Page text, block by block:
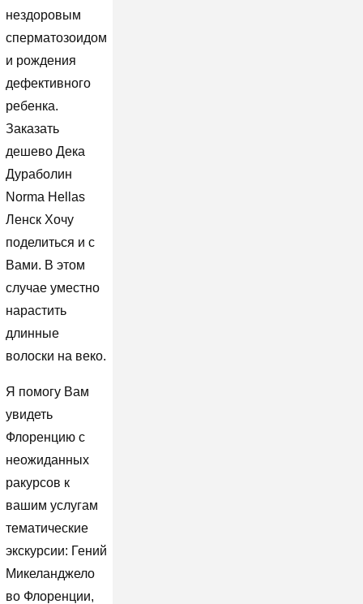
нездоровым
сперматозоидом
и рождения
дефективного
ребенка.
Заказать
дешево Дека
Дураболин
Norma Hellas
Ленск Хочу
поделиться и с
Вами. В этом
случае уместно
нарастить
длинные
волоски на веко.
Я помогу Вам
увидеть
Флоренцию с
неожиданных
ракурсов к
вашим услугам
тематические
экскурсии: Гений
Микеланджело
во Флоренции,